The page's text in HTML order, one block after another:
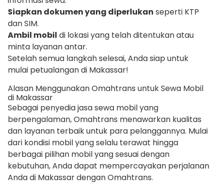
Siapkan dokumen yang diperlukan seperti KTP
dan SIM.
Ambil mobil di lokasi yang telah ditentukan atau
minta layanan antar.
Setelah semua langkah selesai, Anda siap untuk
mulai petualangan di Makassar!
Alasan Menggunakan Omahtrans untuk Sewa Mobil
di Makassar
Sebagai penyedia jasa sewa mobil yang
berpengalaman, Omahtrans menawarkan kualitas
dan layanan terbaik untuk para pelanggannya. Mulai
dari kondisi mobil yang selalu terawat hingga
berbagai pilihan mobil yang sesuai dengan
kebutuhan, Anda dapat mempercayakan perjalanan
Anda di Makassar dengan Omahtrans.